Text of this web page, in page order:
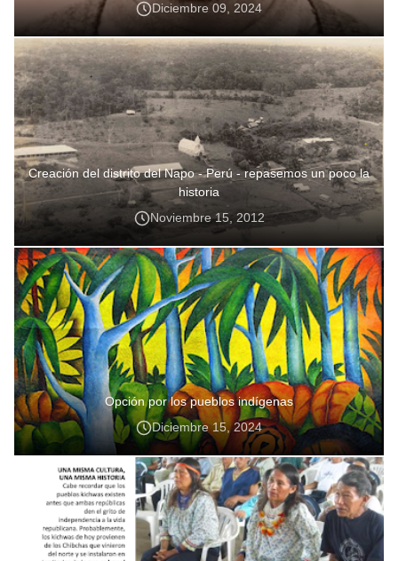
Diciembre 09, 2024
Creación del distrito del Napo - Perú - repasemos un poco la
historia
Noviembre 15, 2012
Opción por los pueblos indígenas
Diciembre 15, 2024